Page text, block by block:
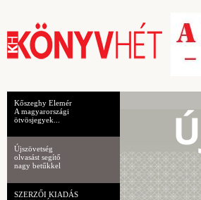
Kőszeghy Elemér
A magyarországi
ötvösjegyek...
Újszövetség
olvasást segítő
nagy betűkkel
SZERZŐI KIADÁS